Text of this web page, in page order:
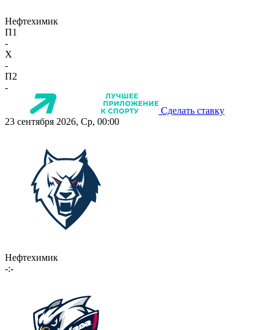
Нефтехимик
П1
-
X
-
П2
-
Сделать ставку
23 сентября 2026, Ср, 00:00
Нефтехимик
-:-